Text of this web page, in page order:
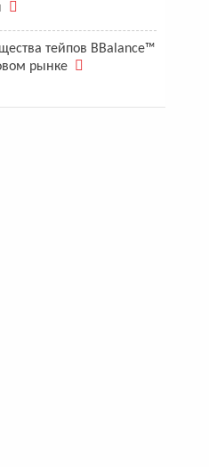
тейпов BBalance™
рынке